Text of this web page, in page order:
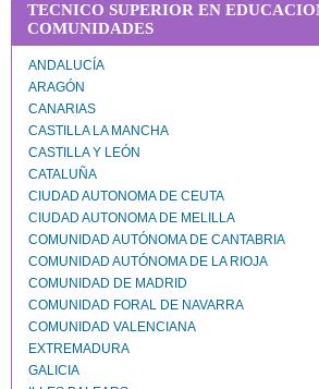
TECNICO SUPERIOR EN
COMUNIDADES
ANDALUCÍA
ARAGÓN
CANARIAS
CASTILLA LA MANCHA
CASTILLA Y LEÓN
CATALUÑA
CIUDAD AUTONOMA DE CEUTA
CIUDAD AUTONOMA DE MELILLA
COMUNIDAD AUTÓNOMA DE CANTABRIA
COMUNIDAD AUTÓNOMA DE LA RIOJA
COMUNIDAD DE MADRID
COMUNIDAD FORAL DE NAVARRA
COMUNIDAD VALENCIANA
EXTREMADURA
GALICIA